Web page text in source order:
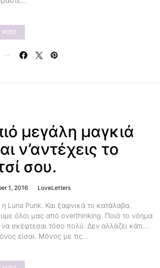
POST
μεγάλη μαγκιά
ν’αντέχεις το
σου.
1, 2016 LoveLetters
η Luna Punk. Και ξαφνικά το κατάλαβα.
όλοι μας από overthinking. Ποιό το νόημα
να σκέφτεσαι τόσο πολύ. Δεν αλλάζει κάτι…
είσαι. Μόνος με τις…